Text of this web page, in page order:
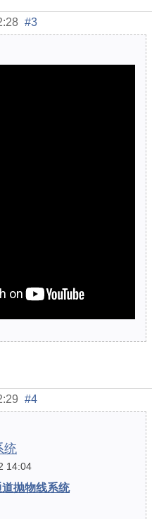
#3
#4
统
14:04
抛物线系统